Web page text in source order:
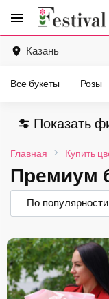
menu
Перейти
содержанию
Казань
Все букеты Розы
Главная Купить
Премиум
Показать